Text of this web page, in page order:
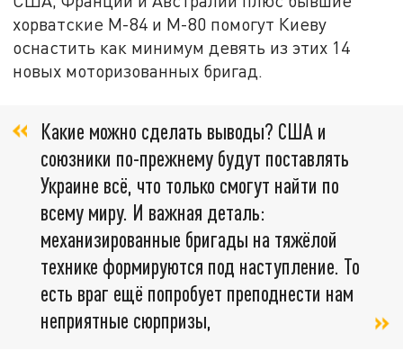
хорватские M-84 и M-80 помогут Киеву
оснастить как минимум девять из этих 14
новых моторизованных бригад.
Какие можно сделать выводы? США и
союзники по-прежнему будут поставлять
Украине всё, что только смогут найти по
всему миру. И важная деталь:
механизированные бригады на тяжёлой
технике формируются под наступление. То
есть враг ещё попробует преподнести нам
неприятные сюрпризы,